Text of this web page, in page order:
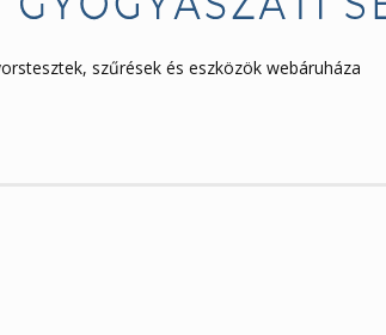
szűrések és eszközök webáruháza